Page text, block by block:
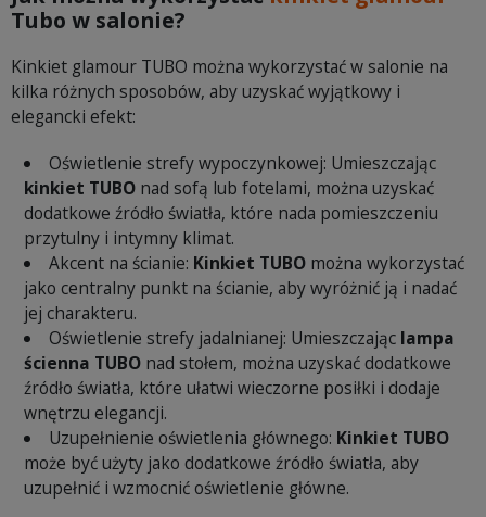
Tubo w salonie?
Kinkiet glamour TUBO można wykorzystać w salonie na
kilka różnych sposobów, aby uzyskać wyjątkowy i
elegancki efekt:
Oświetlenie strefy wypoczynkowej: Umieszczając
kinkiet TUBO nad sofą lub fotelami, można uzyskać
dodatkowe źródło światła, które nada pomieszczeniu
przytulny i intymny klimat.
Akcent na ścianie: Kinkiet TUBOmożna wykorzystać
jako centralny punkt na ścianie, aby wyróżnić ją i nadać
jej charakteru.
Oświetlenie strefy jadalnianej: Umieszczając lampa
ścienna TUBO nad stołem, można uzyskać dodatkowe
źródło światła, które ułatwi wieczorne posiłki i dodaje
wnętrzu elegancji.
Uzupełnienie oświetlenia głównego: Kinkiet TUBO
może być użyty jako dodatkowe źródło światła, aby
uzupełnić i wzmocnić oświetlenie główne.